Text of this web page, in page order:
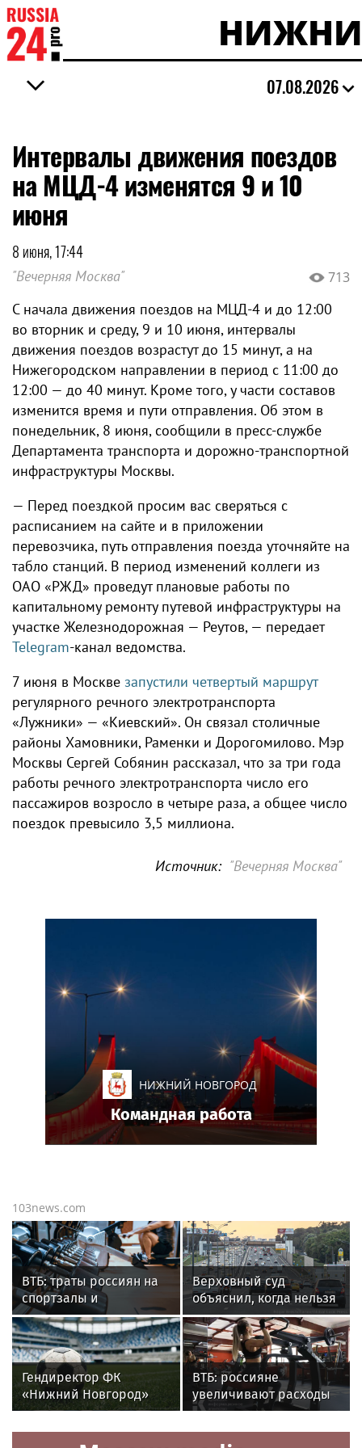
07.08.2026
Интервалы движения поездов
на МЦД-4 изменятся 9 и 10
июня
8 июня, 17:44
"Вечерняя Москва" 713
С начала движения поездов на МЦД-4 и до 12:00
во вторник и среду, 9 и 10 июня, интервалы
движения поездов возрастут до 15 минут, а на
Нижегородском направлении в период с 11:00 до
12:00 — до 40 минут. Кроме того, у части составов
изменится время и пути отправления. Об этом в
понедельник, 8 июня, сообщили в пресс-службе
Департамента транспорта и дорожно-транспортной
инфраструктуры Москвы.
— Перед поездкой просим вас сверяться с
расписанием на сайте и в приложении
перевозчика, путь отправления поезда уточняйте на
табло станций. В период изменений коллеги из
ОАО «РЖД» проведут плановые работы по
капитальному ремонту путевой инфраструктуры на
участке Железнодорожная — Реутов, — передает
Telegram-канал ведомства.
7 июня в Москве запустили четвертый маршрут
регулярного речного электротранспорта
«Лужники» — «Киевский». Он связал столичные
районы Хамовники, Раменки и Дорогомилово. Мэр
Москвы Сергей Собянин рассказал, что за три года
работы речного электротранспорта число его
пассажиров возросло в четыре раза, а общее число
поездок превысило 3,5 миллиона.
Источник: "Вечерняя Москва"
103news.com
ВТБ: траты россиян на
спортзалы и
спортивное питание
выросли на 40% за год
Верховный суд
объяснил, когда нельзя
лишать прав за
нетрезвое вождение
Гендиректор ФК
«Нижний Новгород»
Карасев заявил, что
команда нацелена
ВТБ: россияне
увеличивают расходы
на спорт и здоровый
образ жизни
НИЖНИЙ НОВГОРОД
Командная работа